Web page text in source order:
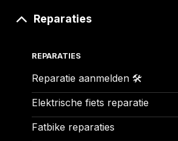
Reparaties
REPARATIES
Reparatie aanmelden 🛠️
Elektrische fiets reparatie
Fatbike reparaties